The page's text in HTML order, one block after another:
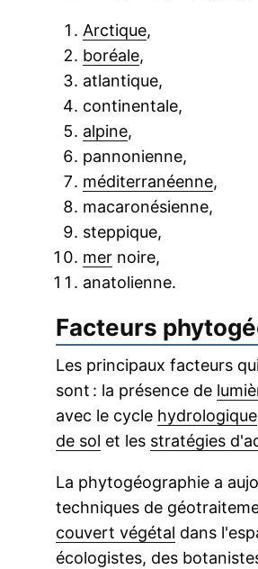
Arctique,
boréale,
atlantique,
continentale,
alpine,
pannonienne,
méditerranéenne,
macaronésienne,
steppique,
mer noire,
anatolienne.
Facteurs
Les principaux facteurs
sont : la présence de
avec le cycle hydrologique
de sol et les stratégies
La phytogéographie a
techniques de
couvert végétal dans
écologistes, des